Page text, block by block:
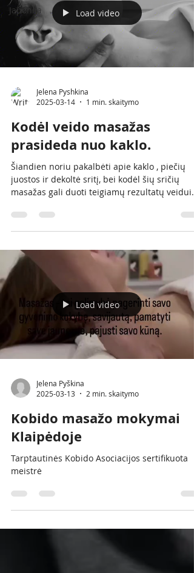
Japonija
Load video
Jelena Pyshkina
2025-03-14
1 min. skaitymo
Kodėl veido masažas
prasideda nuo kaklo.
Šiandien noriu pakalbėti apie kaklo , piečių
juostos ir dekoltė sritį, bei kodėl šių sričių
masažas gali duoti teigiamų rezultatų
Load video
Jelena Pyškina
2025-03-13
2 min. skaitymo
Kobido masažo mokymai
Klaipėdoje
Tarptautinės Kobido Asociacijos sertifikuota
meistrė